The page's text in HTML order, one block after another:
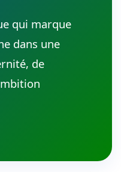
qui marque
dans une
de